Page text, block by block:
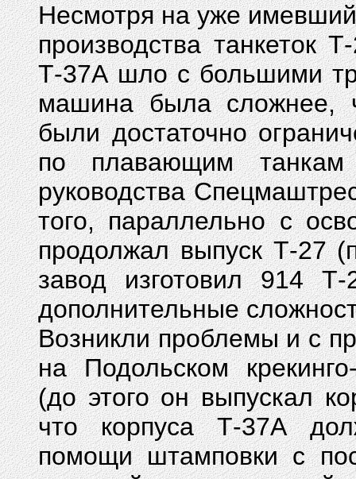
Несмотря на уже
производства танкеток
Т-37А шло с большими
машина была сложнее,
были достаточно
по плавающим
руководства
того, параллельно с
продолжал выпуск Т-27
завод изготовил 914 Т-
дополнительные
Возникли проблемы и с
на Подольском
(до этого он выпускал
что корпуса Т-37А
помощи штамповки с